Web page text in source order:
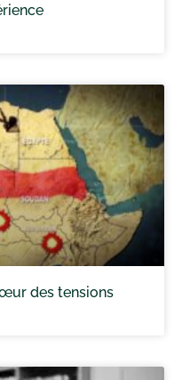
des tensions